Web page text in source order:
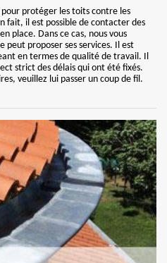
protéger les toits contre les
fait, il est possible de contacter des
place. Dans ce cas, nous vous
peut proposer ses services. Il est
en termes de qualité de travail. Il
strict des délais qui ont été fixés.
veuillez lui passer un coup de fil.